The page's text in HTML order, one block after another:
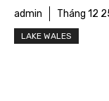
admin Tháng 12
LAKE WALES